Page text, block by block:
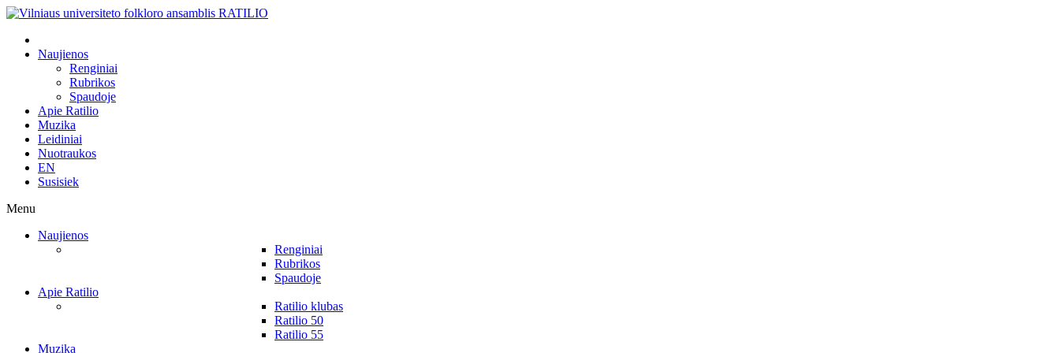
Naujienos
Renginiai
Rubrikos
Spaudoje
Apie Ratilio
Muzika
Leidiniai
Nuotraukos
EN
Susisiek
Menu
Naujienos
Renginiai
Rubrikos
Spaudoje
Apie Ratilio
Ratilio klubas
Ratilio 50
Ratilio 55
Muzika